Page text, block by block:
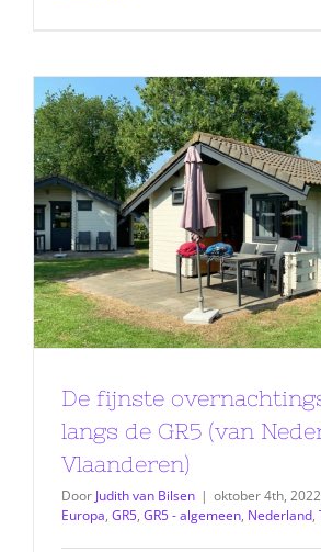
De fijnste
langs de GR5 (van
Vlaanderen)
Door Judith van Bilsen | oktober 4th, 2022
Europa, GR5, GR5 - algemeen, Nederland,